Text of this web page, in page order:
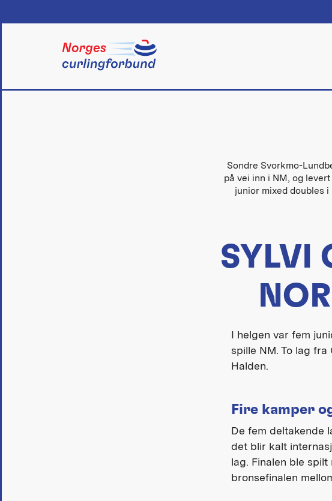
Sondre Svorkmo-
på vei inn i NM, og
junior mixed doubles
SYLVI
I helgen var fem
spille NM. To lag
Halden.
Fire kamper
De fem deltakende
det blir kalt
lag. Finalen ble
bronsefinalen